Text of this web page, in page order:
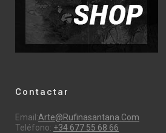
Contactar
Email:Arte@rufinasantana.com
Teléfono: +34 677 55 68 66